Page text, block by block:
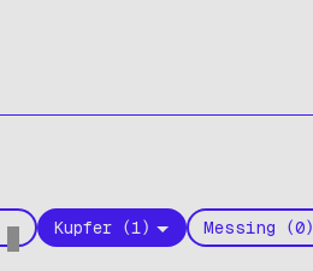
Kupfer (1) Messing (0)